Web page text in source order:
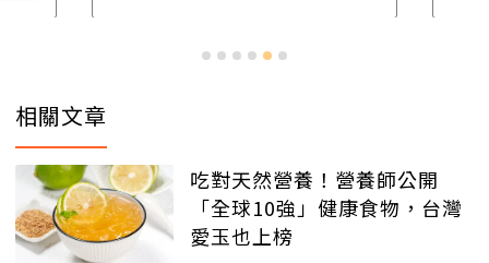
相關文章
吃對天然營養！營養師公開
「全球10強」健康食物，台灣
愛玉也上榜